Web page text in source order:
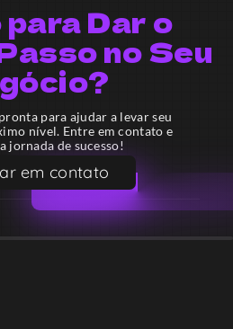
Dar o
no Seu
para ajudar a levar seu
nível. Entre em contato e
jornada de sucesso!
em contato